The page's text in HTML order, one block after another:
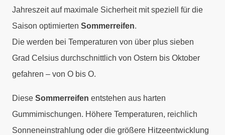
Jahreszeit auf maximale Sicherheit mit speziell für die
Saison optimierten Sommerreifen.
Die werden bei Temperaturen von über plus sieben
Grad Celsius durchschnittlich von Ostern bis Oktober
gefahren – von O bis O.
Diese Sommerreifen entstehen aus harten
Gummimischungen. Höhere Temperaturen, reichlich
Sonneneinstrahlung oder die größere Hitzeentwicklung